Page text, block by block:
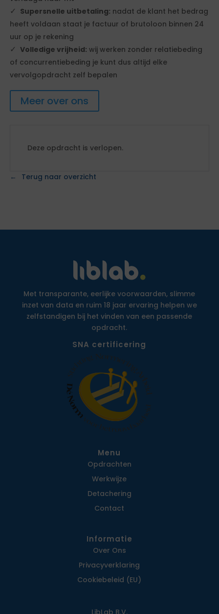
Supersnelle uitbetaling: nadat de klant het bedrag
heeft voldaan staat je factuur of brutoloon binnen 24
uur op je rekening
Volledige vrijheid: wij werken zonder relatiebeding
of concurrentiebeding je kunt dus altijd elke
vervolgopdracht zelf bepalen
Meer over ons
Deze opdracht is verlopen.
Terug naar overzicht
Met transparante, eerlijke voorwaarden, slimme
inzet van data en ruim 18 jaar ervaring helpen we
zelfstandigen bij het vinden van een passende
opdracht.
SNA certificering
Menu
Opdrachten
Werkwijze
Detachering
Contact
Informatie
Over Ons
Privacy­verklaring
Cookiebeleid (EU)